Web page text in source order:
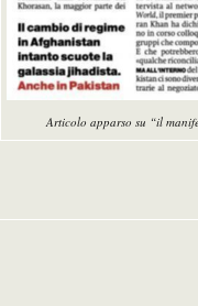
Articolo apparso su “il